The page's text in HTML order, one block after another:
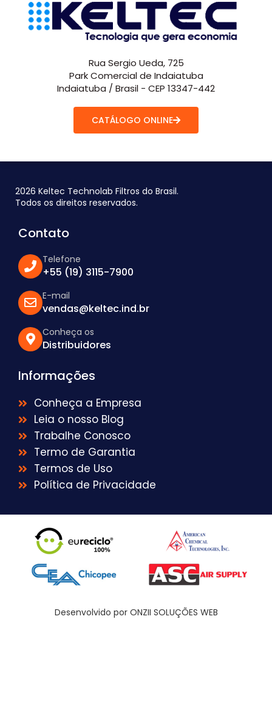
Rua Sergio Ueda, 725
Park Comercial de Indaiatuba
Indaiatuba / Brasil - CEP 13347-442
CATÁLOGO ONLINE
2026 Keltec Technolab Filtros do Brasil.
Todos os direitos reservados.
Contato
Telefone
+55 (19) 3115-7900
E-mail
vendas@keltec.ind.br
Conheça os
Distribuidores
Informações
Conheça a Empresa
Leia o nosso Blog
Trabalhe Conosco
Termo de Garantia
Termos de Uso
Política de Privacidade
Desenvolvido por ONZII SOLUÇÕES WEB